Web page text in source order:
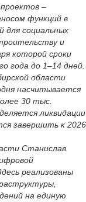
–
функций в
для социальных
и
которой сроки
года до 1–14 дней.
области
насчитывается
30 тыс.
ликвидации
завершить к 2026
Станислав
реализованы
на единую